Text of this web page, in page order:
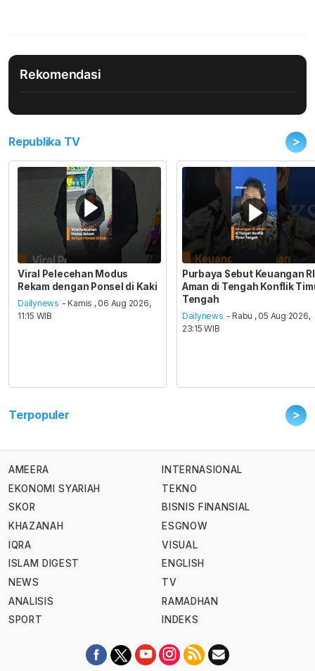
Rekomendasi
Republika TV >
Viral Pelecehan Modus
Rekam dengan Ponsel di Kaki
Dailynews - Kamis , 06 Aug 2026,
11:15 WIB
Purbaya Sebut Keuangan RI
Aman di Tengah Konflik
Tengah
Dailynews - Rabu , 05 Aug 2026,
23:15 WIB
Terpopuler >
AMEERA
EKONOMI SYARIAH
SKOR
KHAZANAH
IQRA
ISLAM DIGEST
NEWS
ANALISIS
SPORT
INTERNASIONAL
TEKNO
BISNIS FINANSIAL
ESGNOW
VISUAL
ENGLISH
TV
RAMADHAN
INDEKS